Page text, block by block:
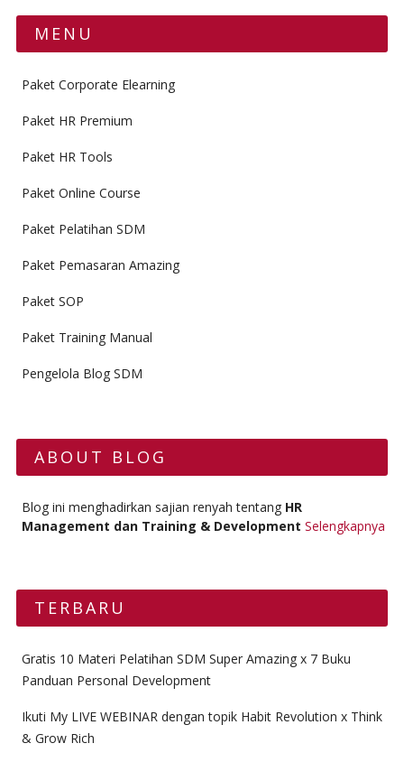
MENU
Paket Corporate Elearning
Paket HR Premium
Paket HR Tools
Paket Online Course
Paket Pelatihan SDM
Paket Pemasaran Amazing
Paket SOP
Paket Training Manual
Pengelola Blog SDM
ABOUT BLOG
Blog ini menghadirkan sajian renyah tentang HR
Management dan Training & Development Selengkapnya
TERBARU
Gratis 10 Materi Pelatihan SDM Super Amazing x 7 Buku
Panduan Personal Development
Ikuti My LIVE WEBINAR dengan topik Habit Revolution x Think
& Grow Rich